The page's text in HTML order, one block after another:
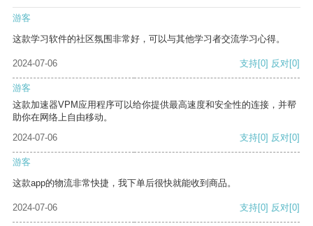
游客
这款学习软件的社区氛围非常好，可以与其他学习者交流学习心得。
2024-07-06 支持[0] 反对[0]
游客
这款加速器VPM应用程序可以给你提供最高速度和安全性的连接，并帮
助你在网络上自由移动。
2024-07-06
支持[0] 反对[0]
游客
这款app的物流非常快捷，我下单后很快就能收到商品。
2024-07-06 支持[0] 反对[0]